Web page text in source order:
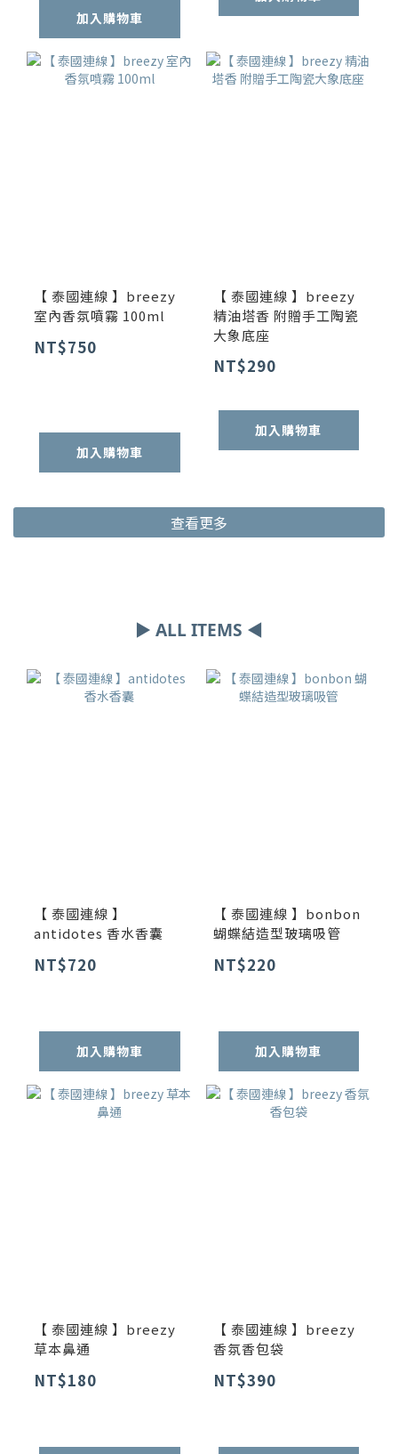
加入購物車
【 泰國連線 】breezy
室內香氛噴霧 100ml
NT$750
加入購物車
【 泰國連線 】breezy
精油塔香 附贈手工陶瓷
大象底座
NT$290
加入購物車
查看更多
▶ ALL ITEMS ◀
【 泰國連線 】
antidotes 香水香囊
NT$720
加入購物車
【 泰國連線 】bonbon
蝴蝶結造型玻璃吸管
NT$220
加入購物車
【 泰國連線 】breezy
草本鼻通
NT$180
【 泰國連線 】breezy
香氛香包袋
NT$390